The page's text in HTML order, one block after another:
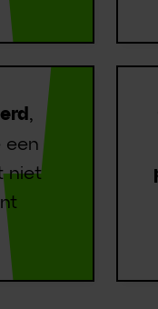
,
een
niet